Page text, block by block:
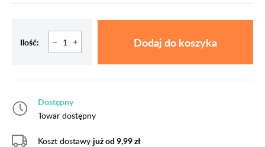
Ilość: Dodaj do koszyka
Dostępny
Towar dostępny
Koszt dostawy już od 9,99 zł